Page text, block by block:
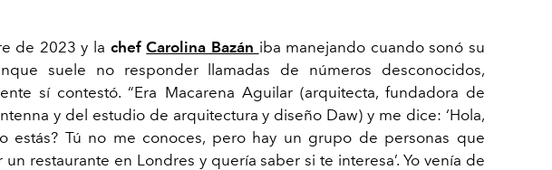
de 2023 y la chefCarolina Bazán iba manejando cuando sonó su
suele no responder llamadas de números desconocidos,
sí contestó. “Era Macarena Aguilar (arquitecta, fundadora de
y del estudio de arquitectura y diseño Daw) y me dice: ‘Hola,
estás? Tú no me conoces, pero hay un grupo de personas que
restaurante en Londres y quería saber si te interesa’. Yo venía de